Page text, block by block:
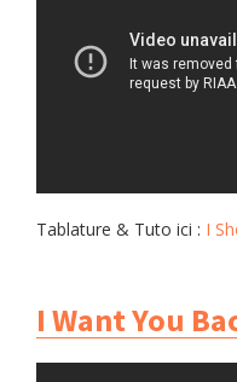
Tablature & Tuto ici : I
I Want You